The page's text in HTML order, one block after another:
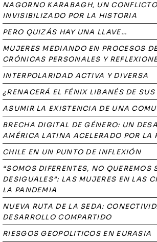
NAGORNO KARABAGH, UN CONFLICTO
INVISIBILIZADO POR LA HISTORIA
PERO QUIZÁS HAY UNA LLAVE…
MUJERES MEDIANDO EN PROCESOS
CRÓNICAS PERSONALES Y
INTERPOLARIDAD ACTIVA Y DIVERSA
¿RENACERÁ EL FÉNIX LIBANÉS DE
ASUMIR LA EXISTENCIA DE UNA
BRECHA DIGITAL DE GÉNERO: UN
AMÉRICA LATINA ACELERADO POR LA
CHILE EN UN PUNTO DE INFLEXIÓN
“SOMOS DIFERENTES, NO QUEREMOS
DESIGUALES”: LAS MUJERES EN LAS
LA PANDEMIA
NUEVA RUTA DE LA SEDA:
DESARROLLO COMPARTIDO
RIESGOS GEOPOLITICOS EN EURASIA